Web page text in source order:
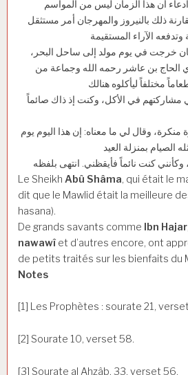
أن هذا الزمان ليس من المواسم
ذلك بالنيروز والمهرجان أمر مستثقل
خرجت في يوم مولد إلى ساحل البحر،
بن عاشر رحمه الله وجماعة من
مشاركتهم في الأكل، وكنت إذ ذاك صائماً
وقال لي ما معناه: إن هذا اليوم يوم
Le Sheikh Abû Shâma, qui était le
dit que le Mawlid était la meilleure
hasana).
De grands savants comme Ibn Hajar
nawawîet d’autres encore, ont
de petits traités sur les bienfaits du
Notes
[1] Les Prophètes : sourate 21,
[2] Sourate 10, verset 58.
[3] Sourate al Ahzâb, 33, verset 56.